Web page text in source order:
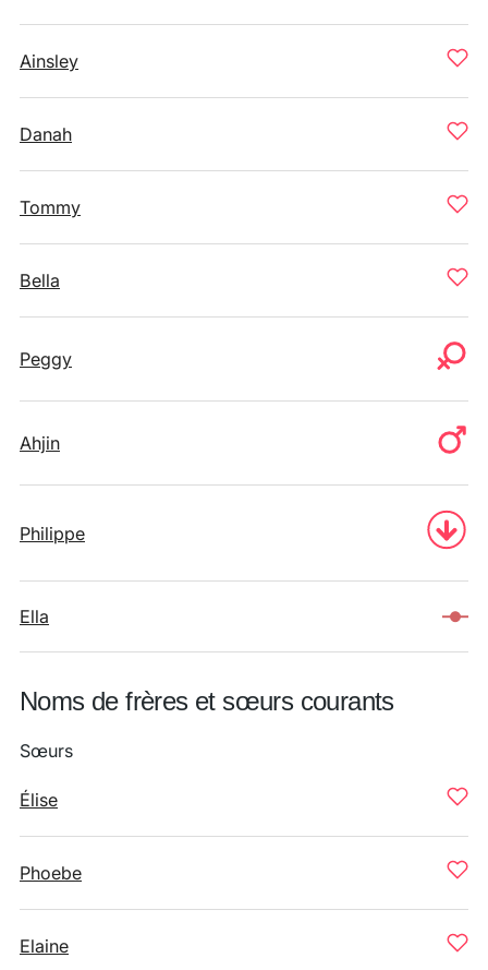
Ainsley
Danah
Tommy
Bella
Peggy
Ahjin
Philippe
Ella
Noms de frères et sœurs courants
Sœurs
Élise
Phoebe
Elaine